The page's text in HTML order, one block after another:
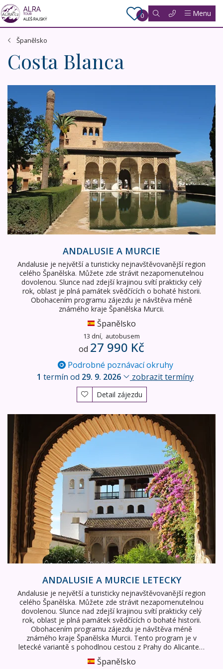
0 Menu
Španělsko
Costa Blanca
Andalusie a Murcie
ANDALUSIE A MURCIE
Andalusie je největší a turisticky nejnavštěvovanější region
celého Španělska. Můžete zde strávit nezapomenutelnou
dovolenou. Slunce nad zdejší krajinou svítí prakticky celý
rok, oblast je plná památek svědčících o bohaté historii.
Obohacením programu zájezdu je návštěva méně
známého kraje Španělska Murcii.
Španělsko
13 dní, autobusem
od 27 990 Kč
Podrobné poznávací okruhy
1 termín od 29. 9. 2026 zobrazit termíny
Detail zájezdu
Andalusie a Murcie letecky
ANDALUSIE A MURCIE LETECKY
Andalusie je největší a turisticky nejnavštěvovanější region
celého Španělska. Můžete zde strávit nezapomenutelnou
dovolenou. Slunce nad zdejší krajinou svítí prakticky celý
rok, oblast je plná památek svědčících o bohaté historii.
Obohacením programu zájezdu je návštěva méně
známého kraje Španělska Murcii. Tento program je v
letecké variantě s pohodlnou cestou z Prahy do Alicante…
Španělsko